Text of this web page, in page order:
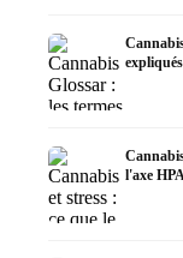
l'axe HPA